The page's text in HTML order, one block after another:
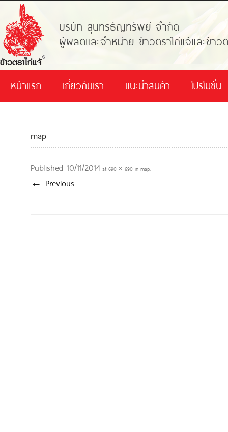
บริษัท สุนทรธัญทรัพย์ จำกัด
ผู้ผลิตและจำหน่าย ข้าวตราไก่แจ้และข้าวต
หน้าแรก เกี่ยวกับเรา แนะนำสินค้า โปรโมชั่น
map
Published 10/11/2014 at 690 × 690 in map.
← Previous